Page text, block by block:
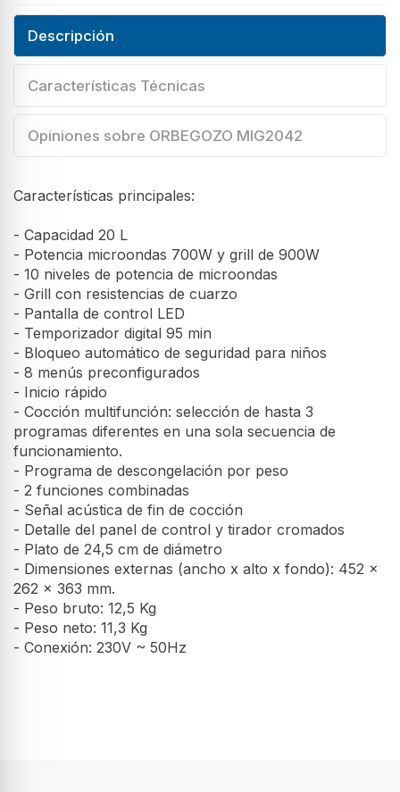
Descripción
Características Técnicas
Opiniones sobre ORBEGOZO MIG2042
Características principales:
- Capacidad 20 L
- Potencia microondas 700W y grill de 900W
- 10 niveles de potencia de microondas
- Grill con resistencias de cuarzo
- Pantalla de control LED
- Temporizador digital 95 min
- Bloqueo automático de seguridad para niños
- 8 menús preconfigurados
- Inicio rápido
- Cocción multifunción: selección de hasta 3
programas diferentes en una sola secuencia de
funcionamiento.
- Programa de descongelación por peso
- 2 funciones combinadas
- Señal acústica de fin de cocción
- Detalle del panel de control y tirador cromados
- Plato de 24,5 cm de diámetro
- Dimensiones externas (ancho x alto x fondo): 452 x
262 x 363 mm.
- Peso bruto: 12,5 Kg
- Peso neto: 11,3 Kg
- Conexión: 230V ~ 50Hz